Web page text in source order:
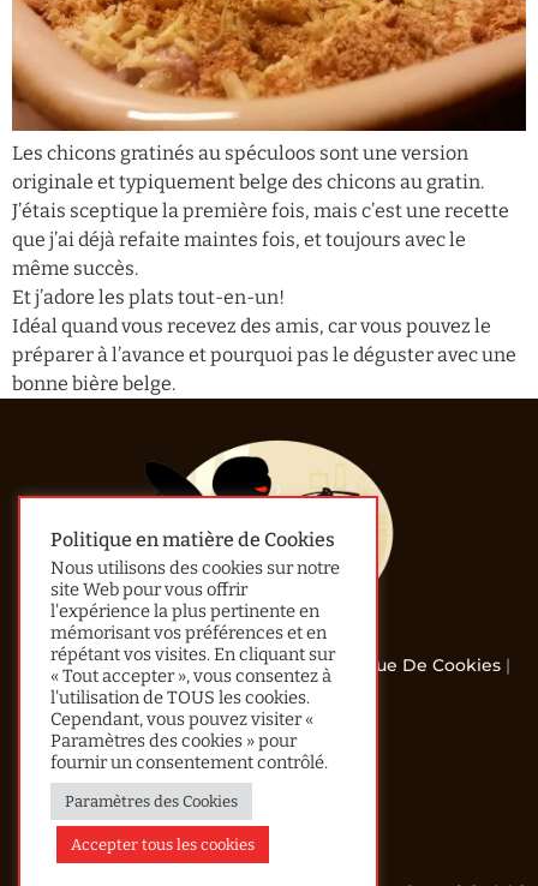
Les chicons gratinés au spéculoos sont une version
originale et typiquement belge des chicons au gratin.
J’étais sceptique la première fois, mais c’est une recette
que j’ai déjà refaite maintes fois, et toujours avec le
même succès.
Et j’adore les plats tout-en-un!
Idéal quand vous recevez des amis, car vous pouvez le
préparer à l’avance et pourquoi pas le déguster avec une
bonne bière belge.
© 2013 - 2024 All Rights Reserved |Politique De Cookies |
Confidentialité
Accueil
Le Mot De Lau
Recherche Avancée
Contact
Politique en matière de Cookies
Nous utilisons des cookies sur notre
site Web pour vous offrir
l'expérience la plus pertinente en
mémorisant vos préférences et en
répétant vos visites. En cliquant sur
« Tout accepter », vous consentez à
l'utilisation de TOUS les cookies.
Cependant, vous pouvez visiter «
Paramètres des cookies » pour
fournir un consentement contrôlé.
Paramètres des Cookies
Accepter tous les cookies